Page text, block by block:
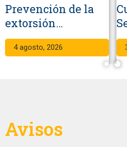
Prevención de la
extorsión
telefónica
4 agosto, 2026
Avisos